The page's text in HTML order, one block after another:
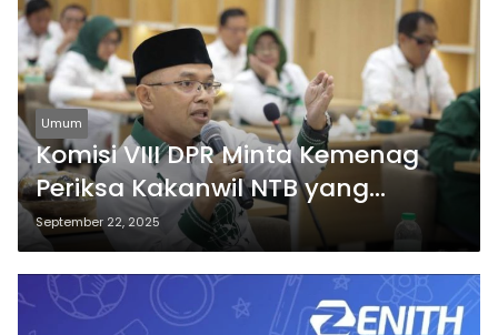
Umum
Komisi VIII DPR Minta Kemenag
Periksa Kakanwil NTB yang
Lempar Mikrofon
September 22, 2025